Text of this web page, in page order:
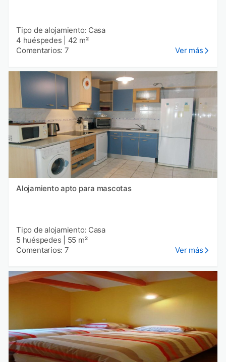
Tipo de alojamiento: Casa
4 huéspedes
42 m²
Comentarios: 7
Ver más
Alojamiento apto para mascotas
Tipo de alojamiento: Casa
5 huéspedes
55 m²
Comentarios: 7
Ver más